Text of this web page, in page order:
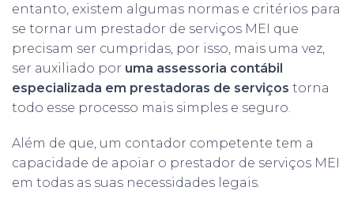
entanto, existem algumas normas e critérios para
se tornar um prestador de serviços MEI que
precisam ser cumpridas, por isso, mais uma vez,
ser auxiliado por uma assessoria contábil
especializada em prestadoras de serviços torna
todo esse processo mais simples e seguro.
Além de que, um contador competente tem a
capacidade de apoiar o prestador de serviços MEI
em todas as suas necessidades legais.